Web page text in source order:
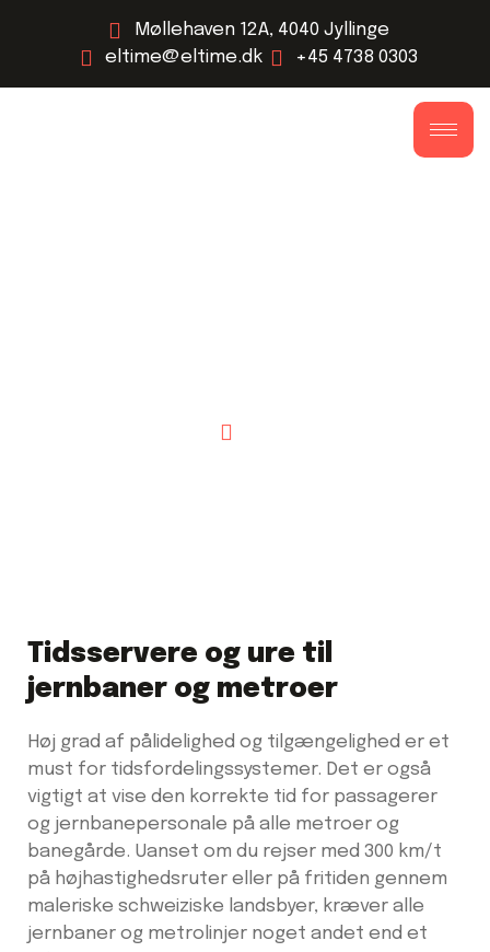
Møllehaven 12A, 4040 Jyllinge
eltime@eltime.dk
+45 4738 0303
Tidsservere og ure til
jernbaner og metroer
Høj grad af pålidelighed og tilgængelighed er et
must for tidsfordelingssystemer. Det er også
vigtigt at vise den korrekte tid for passagerer
og jernbanepersonale på alle metroer og
banegårde. Uanset om du rejser med 300 km/t
på højhastighedsruter eller på fritiden gennem
maleriske schweiziske landsbyer, kræver alle
jernbaner og metrolinjer noget andet end et